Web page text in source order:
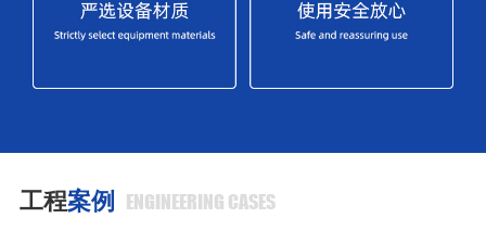
工程案例 ENGINEERING CASES